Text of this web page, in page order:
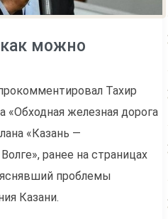
можно
Тахир
железная дорога
«Казань —
ранее на страницах
проблемы
Казани.